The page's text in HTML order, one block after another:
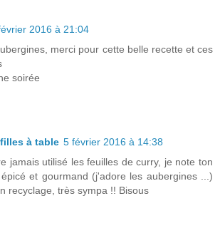
2016 à 21:04
merci pour cette belle recette et ces
soirée
à table 5 février 2016 à 14:38
jamais utilisé les feuilles de curry, je note ton
et gourmand (j'adore les aubergines ...)
recyclage, très sympa !! Bisous